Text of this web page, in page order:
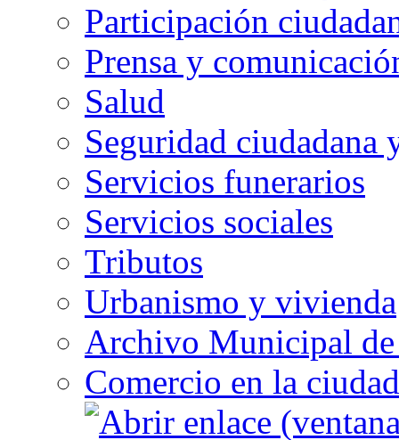
Participación
Prensa y
Salud
Seguridad ciudadana
Servicios funerarios
Servicios sociales
Tributos
Urbanismo y vivienda
Archivo Municipal de
Comercio en la ciudad